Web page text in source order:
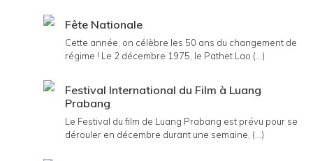
Fête Nationale
Cette année, on célèbre les 50 ans du changement de
régime ! Le 2 décembre 1975, le Pathet Lao (...)
Festival International du Film à Luang
Prabang
Le Festival du film de Luang Prabang est prévu pour se
dérouler en décembre durant une semaine, (...)